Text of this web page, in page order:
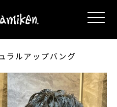
ラルアップバング